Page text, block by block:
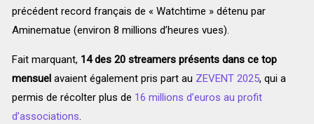
précédent record français de « Watchtime » détenu par
Aminematue (environ 8 millions d’heures vues).
Fait marquant, 14 des 20 streamers présents dans ce top
mensuelavaient également pris part au ZEVENT 2025, qui a
permis de récolter plus de 16 millions d’euros au profit
d’associations.